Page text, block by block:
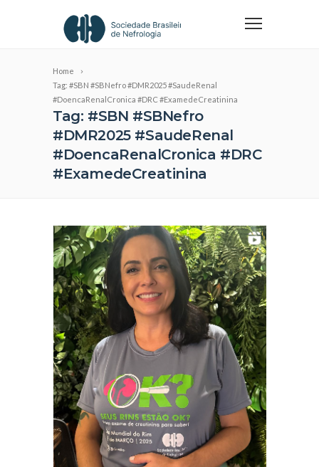
Home
Tag: #SBN #SBNefro #DMR2025 #SaudeRenal
#DoencaRenalCronica #DRC #ExamedeCreatinina
Tag: #SBN #SBNefro
#DMR2025 #SaudeRenal
#DoencaRenalCronica #DRC
#ExamedeCreatinina